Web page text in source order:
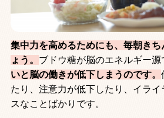
集中力を高めるためにも、毎朝きち
ょう。 ブドウ糖が脳のエネルギー源
いと脳の働きが低下しまうのです。
たり、注意力が低下したり、イラ
スなことばかりです。